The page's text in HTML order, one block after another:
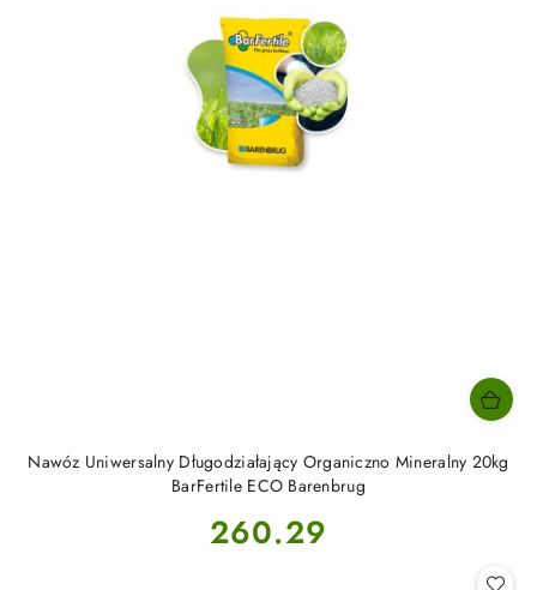
Nawóz Uniwersalny Długodziałający Organiczno Mineralny 20kg
BarFertile ECO Barenbrug
Cena:
260.29